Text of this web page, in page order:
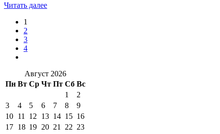
Читать далее
1
2
3
4
Август 2026
Пн Вт Ср Чт Пт Сб Вс
1
2
3
4 5 6 7 8
9
10 11 12 13 14 15 16
17 18 19 20 21 22 23